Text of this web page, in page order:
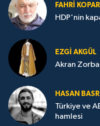
FAHRI KOPAR
HDP'nin
EZGI AKGÜL
Akran
HASAN
Türkiye ve
hamlesi